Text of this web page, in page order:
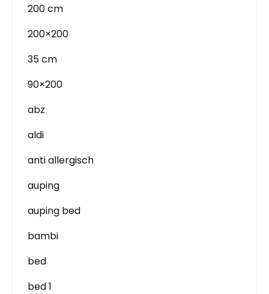
200 cm
200×200
35 cm
90×200
abz
aldi
anti allergisch
auping
auping bed
bambi
bed
bed 1